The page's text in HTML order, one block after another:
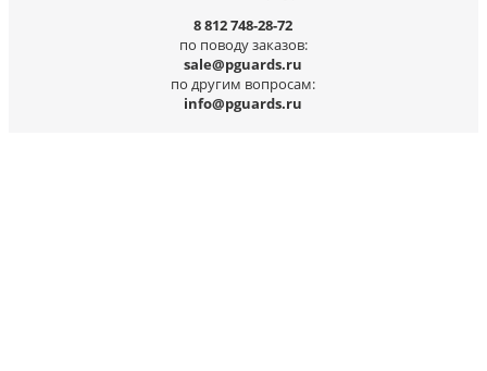
8 812 748-28-72
по поводу заказов:
sale@pguards.ru
по другим вопросам:
info@pguards.ru